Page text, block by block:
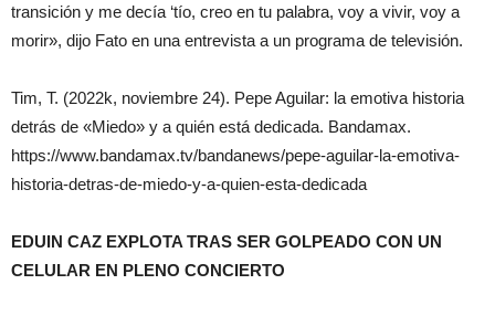
transición y me decía ‘tío, creo en tu palabra, voy a vivir, voy a
morir», dijo Fato en una entrevista a un programa de televisión.
Tim, T. (2022k, noviembre 24). Pepe Aguilar: la emotiva historia
detrás de «Miedo» y a quién está dedicada. Bandamax.
https://www.bandamax.tv/bandanews/pepe-aguilar-la-emotiva-
historia-detras-de-miedo-y-a-quien-esta-dedicada
EDUIN CAZ EXPLOTA TRAS SER GOLPEADO CON UN
CELULAR EN PLENO CONCIERTO